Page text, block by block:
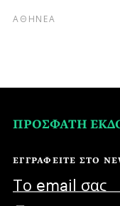
ΑΘΗΝΕΑ
ΠΡΟΣΦΑΤΗ
ΕΓΓΡΑΦΕΙΤΕ ΣΤΟ